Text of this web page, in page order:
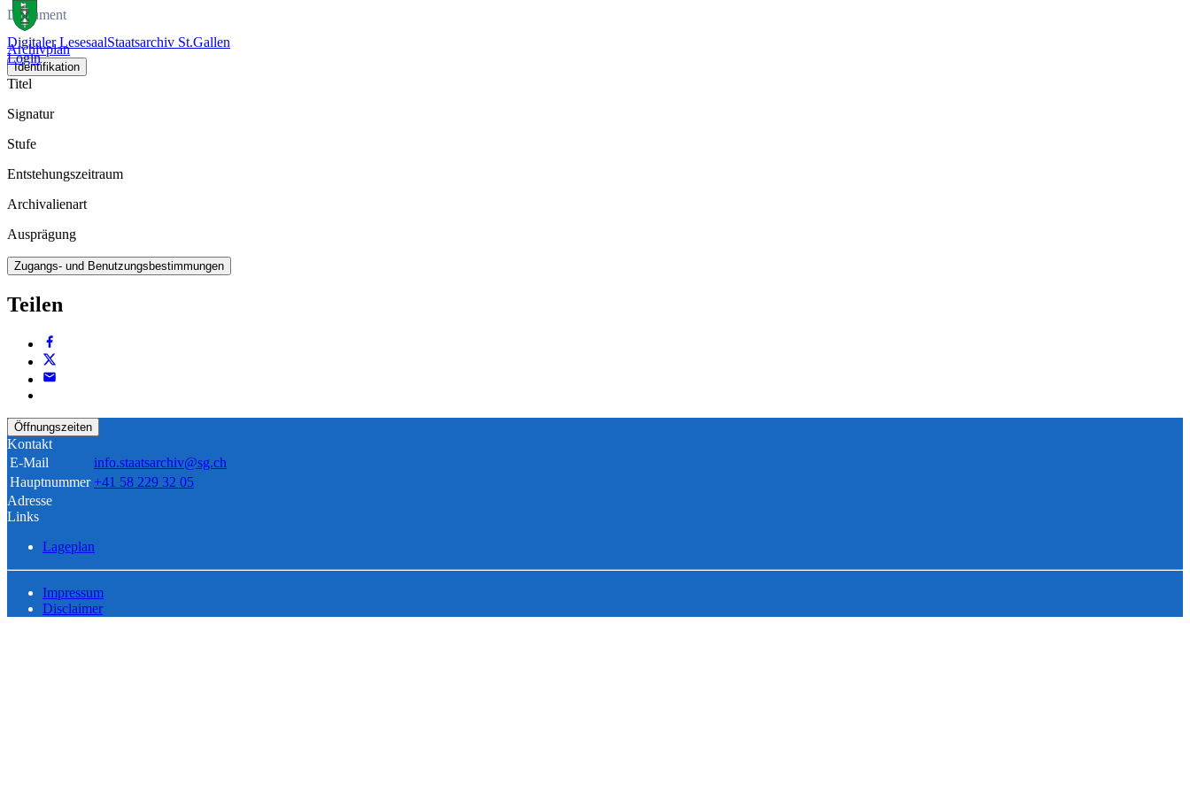
Digitaler LesesaalStaatsarchiv St.Gallen
Login
Dokument
Archivplan
Identifikation
Titel
Signatur
Stufe
Entstehungszeitraum
Archivalienart
Ausprägung
Zugangs- und Benutzungsbestimmungen
Teilen
Öffnungszeiten
Kontakt
E-Mail
info.staatsarchiv@sg.ch
Hauptnummer +41 58 229 32 05
Adresse
Links
Lageplan
Impressum
Disclaimer